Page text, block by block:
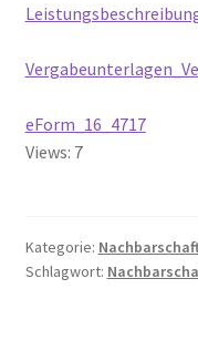
Der Südwestkorso
Erich Mühsam
Erik Ode
Ewald Wenck
eForm_16_4717
Views: 7
Kategorie:
Schlagwort: